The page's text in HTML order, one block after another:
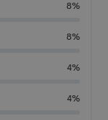
8%
8%
4%
4%